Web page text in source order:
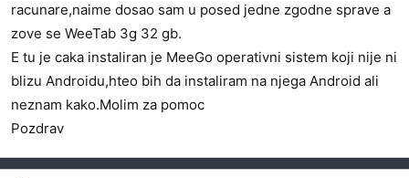
racunare,naime dosao sam u posed jedne zgodne sprave a
zove se WeeTab 3g 32 gb.
E tu je caka instaliran je MeeGo operativni sistem koji nije ni
blizu Androidu,hteo bih da instaliram na njega Android ali
neznam kako.Molim za pomoc
Pozdrav